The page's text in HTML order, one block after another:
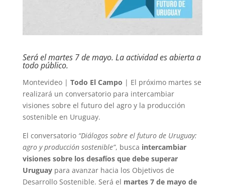
Será el martes 7 de mayo. La actividad es abierta a
todo público.
Montevideo | Todo El Campo | El próximo martes se
realizará un conversatorio para intercambiar
visiones sobre el futuro del agro y la producción
sostenible en Uruguay.
El conversatorio “Diálogos sobre el futuro de Uruguay:
agro y producción sostenible”, busca intercambiar
visiones sobre los desafíos que debe superar
Uruguaypara avanzar hacia los Objetivos de
Desarrollo Sostenible. Será el martes 7 de mayo de